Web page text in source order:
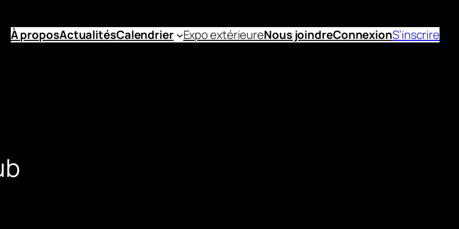
À proposActualitésCalendrier Expo extérieureNous joindreConnexionS’inscrire